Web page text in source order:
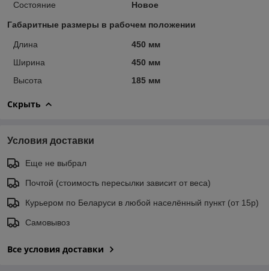
Состояние Новое
Габаритные размеры в рабочем положении
Длина
450 мм
Ширина
450 мм
Высота
185 мм
Скрыть
Условия доставки
Еще не выбрал
Почтой (стоимость пересылки зависит от веса)
Курьером по Беларуси в любой населённый пункт (от 15р)
Самовывоз
Все условия доставки